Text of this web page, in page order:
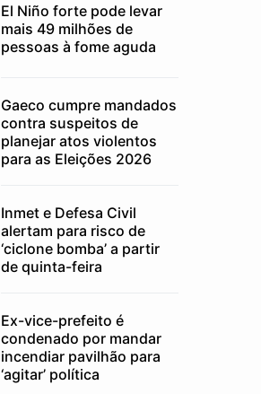
El Niño forte pode levar
mais 49 milhões de
pessoas à fome aguda
Gaeco cumpre mandados
contra suspeitos de
planejar atos violentos
para as Eleições 2026
Inmet e Defesa Civil
alertam para risco de
‘ciclone bomba’ a partir
de quinta-feira
Ex-vice-prefeito é
condenado por mandar
incendiar pavilhão para
‘agitar’ política